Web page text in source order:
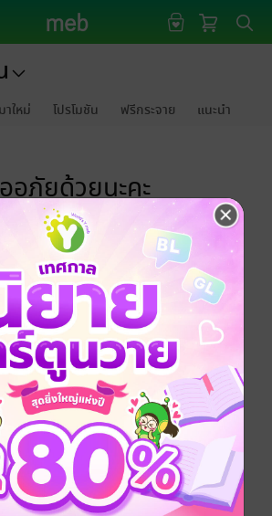
มาใหม่ โปรโมชัน ฟรีกระจาย แนะนำ
อภัยด้วยนะคะ
มูลในหัวข้อที่คุณกำลังชมค่ะ